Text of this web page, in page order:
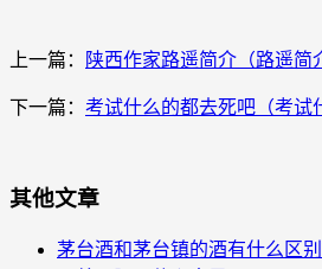
上一篇： 陕西作家路遥简介（路遥简
下一篇： 考试什么的都去死吧（考试
其他文章
茅台酒和茅台镇的酒有什么区别